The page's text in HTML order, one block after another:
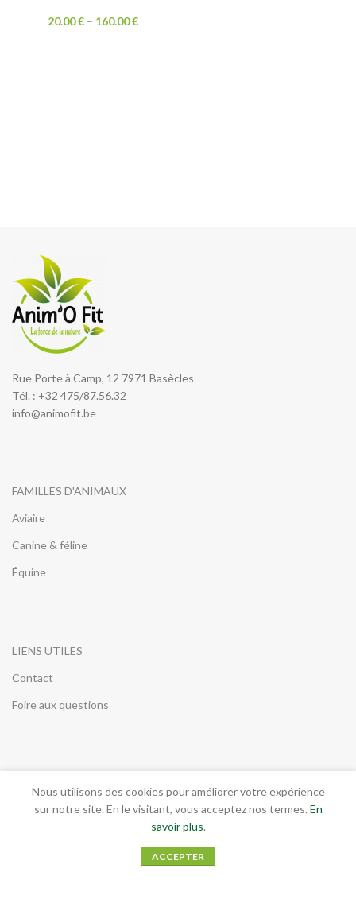
20.00€ – 160.00€
Rue Porte à Camp, 12 7971 Basècles
Tél. : +32 475/87.56.32
info@animofit.be
FAMILLES D'ANIMAUX
Aviaire
Canine & féline
Équine
LIENS UTILES
Contact
Foire aux questions
Conditions générales de vente
Nous utilisons des cookies pour améliorer votre expérience
sur notre site. En le visitant, vous acceptez nos termes. En
savoir plus.
ACCEPTER